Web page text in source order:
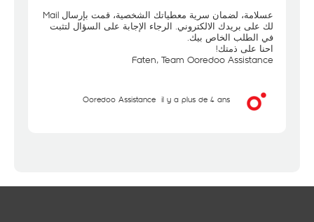
عسلامة، لضمان سرية معطياتك الشخصية، قمت بإرسال Mail
لك على بريدك الالكتروني. الرجاء الإجابة على السؤال لتثبت
في الطلب الخاص بيك.
احنا على ذمتك!
Faten, Team Ooredoo Assistance
Ooredoo Assistance il y a plus de 4 ans